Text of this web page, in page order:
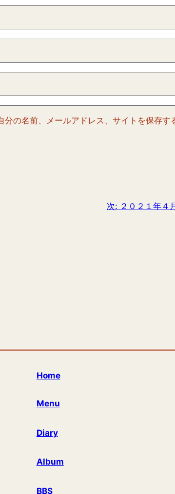
の名前、メールアドレス、サイトを保存す
次: ２０２１年４
Home
Menu
Diary
Album
BBS